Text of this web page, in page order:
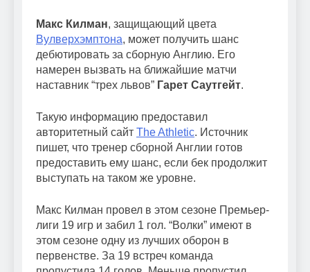
Макс Килман, защищающий цвета
Вулверхэмптона, может получить шанс
дебютировать за сборную Англию. Его
намерен вызвать на ближайшие матчи
наставник “трех львов” Гарет Саутгейт.
Такую информацию предоставил
авторитетный сайт The Athletic. Источник
пишет, что тренер сборной Англии готов
предоставить ему шанс, если бек продолжит
выступать на таком же уровне.
Макс Килман провел в этом сезоне Премьер-
лиги 19 игр и забил 1 гол. “Волки” имеют в
этом сезоне одну из лучших оборон в
первенстве. За 19 встреч команда